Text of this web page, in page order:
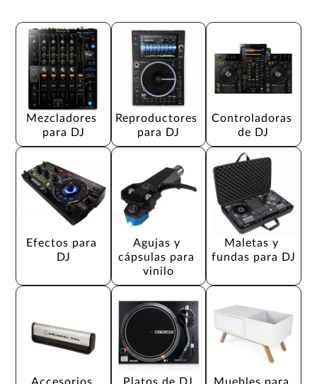
Mezcladores
para DJ
Reproductores
para DJ
Controladoras
de DJ
Efectos para
DJ
Agujas y
cápsulas para
vinilo
Maletas y
fundas para DJ
Accesorios Platos de DJ Muebles para